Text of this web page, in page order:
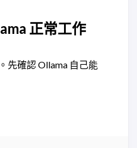
正常工作
先確認 Ollama 自己能